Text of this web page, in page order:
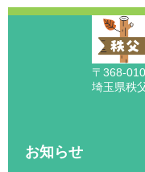
〒368-
埼玉県秩
お知らせ